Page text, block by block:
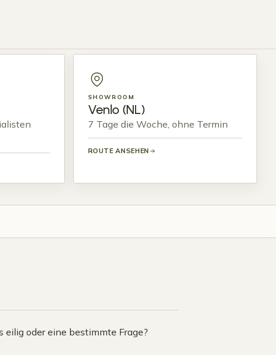
SHOWROOM
Venlo (NL)
7 Tage die Woche, ohne Termin
ROUTE ANSEHEN
oder eine bestimmte Frage?